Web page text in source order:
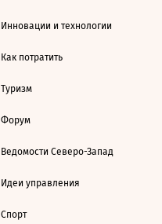
Инновации и технологии
Как потратить
Туризм
Форум
Ведомости Северо-Запад
Идеи управления
Спорт